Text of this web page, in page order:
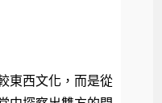
東西文化， 而是從